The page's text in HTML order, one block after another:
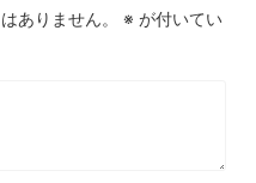
ありません。 ※ が付いてい